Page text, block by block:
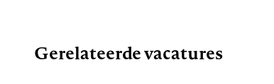
Gerelateerde vacatures